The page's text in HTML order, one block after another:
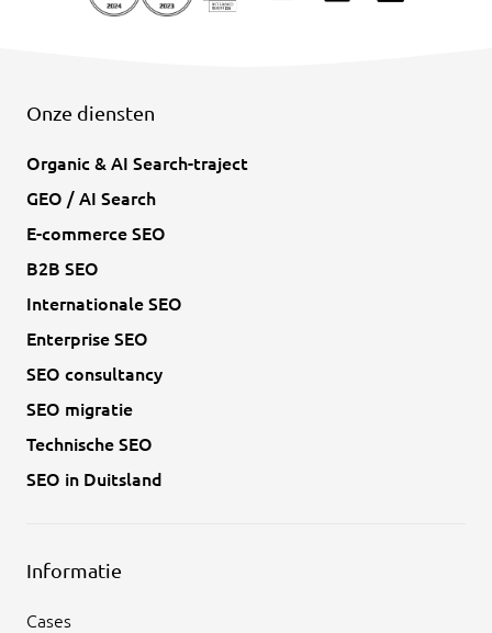
Onze diensten
Organic & AI Search-traject
GEO / AI Search
E-commerce SEO
B2B SEO
Internationale SEO
Enterprise SEO
SEO consultancy
SEO migratie
Technische SEO
SEO in Duitsland
Informatie
Cases